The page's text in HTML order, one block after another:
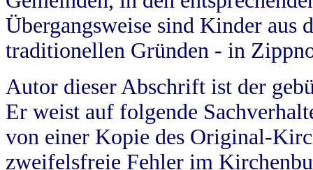
Übergangsweise sind Kinder aus
traditionellen Gründen - in
Autor dieser Abschrift ist der
Er weist auf folgende
von einer Kopie des Original-
zweifelsfreie Fehler im